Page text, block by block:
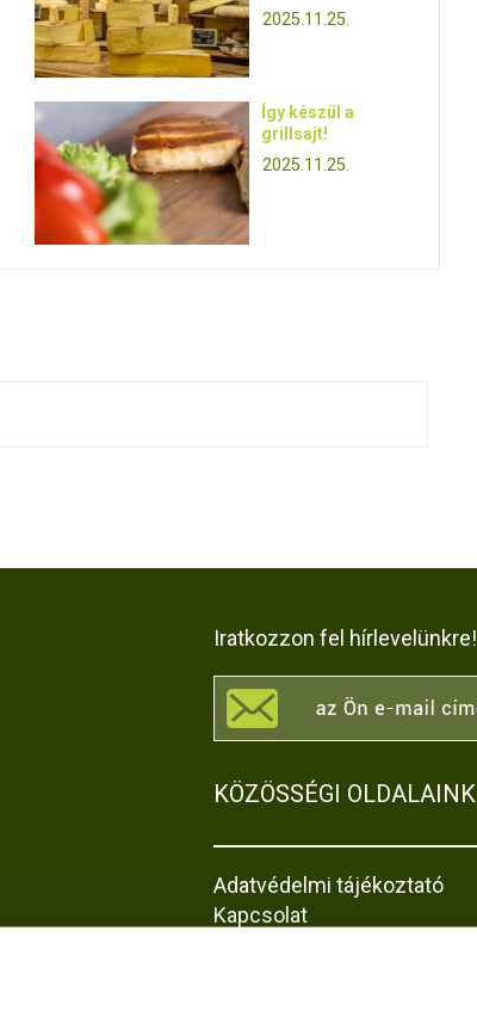
2025.11.25.
Így készül a
grillsajt!
2025.11.25.
Iratkozzon fel hírlevelünkre!
KÖZÖSSÉGI OLDALAINK
Adatvédelmi tájékoztató
Kapcsolat